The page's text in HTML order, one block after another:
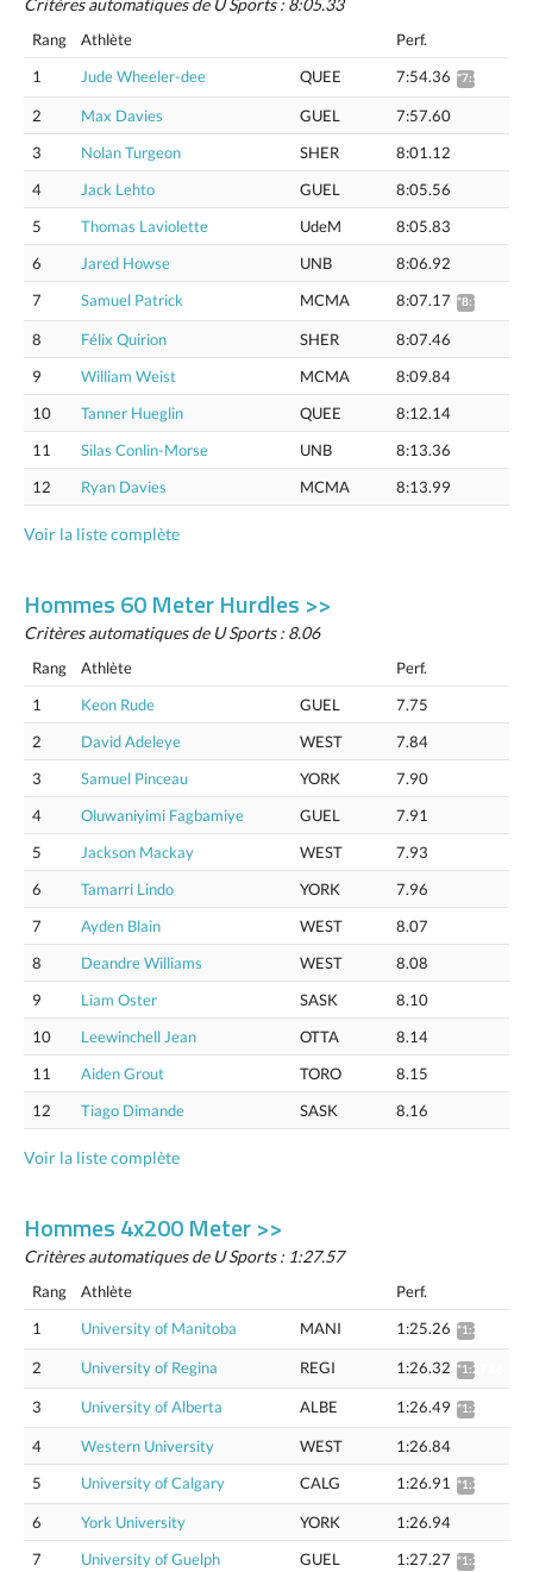
Critères automatiques de U Sports : 8:05.33
Rang Athlète
Perf.
1
Jude Wheeler-dee QUEE 7:54.36 *7:59.87
2 Max Davies GUEL
7:57.60
3
Nolan Turgeon SHER
8:01.12
4
Jack Lehto GUEL
8:05.56
5
Thomas Laviolette UdeM
8:05.83
6
Jared Howse UNB
8:06.92
7
Samuel Patrick MCMA 8:07.17 *8:12.83
8 Félix Quirion SHER
8:07.46
9
William Weist MCMA
8:09.84
10
Tanner Hueglin QUEE
8:12.14
11
Silas Conlin-Morse UNB
8:13.36
12
Ryan Davies MCMA 8:13.99
Voir la liste complète
Hommes 60 Meter Hurdles >>
Critères automatiques de U Sports : 8.06
Rang Athlète
Perf.
1
Keon Rude GUEL
7.75
2
David Adeleye WEST
7.84
3
Samuel Pinceau YORK
7.90
4
Oluwaniyimi Fagbamiye GUEL
7.91
5
Jackson Mackay WEST
7.93
6
Tamarri Lindo YORK
7.96
7
Ayden Blain WEST
8.07
8
Deandre Williams WEST
8.08
9
Liam Oster SASK
8.10
10
Leewinchell Jean OTTA
8.14
11
Aiden Grout TORO
8.15
12
Tiago Dimande SASK 8.16
Voir la liste complète
Hommes 4x200 Meter >>
Critères automatiques de U Sports : 1:27.57
Rang Athlète
Perf.
1
University of Manitoba MANI 1:25.26 *1:26.78
2 University of Regina REGI 1:26.32 *1:27.86
3 University of Alberta ALBE 1:26.49 *1:28.04
4 Western University WEST
1:26.84
5
University of Calgary CALG 1:26.91 *1:28.46
6 York University YORK
1:26.94
7
University of Guelph GUEL 1:27.27 *1:28.83